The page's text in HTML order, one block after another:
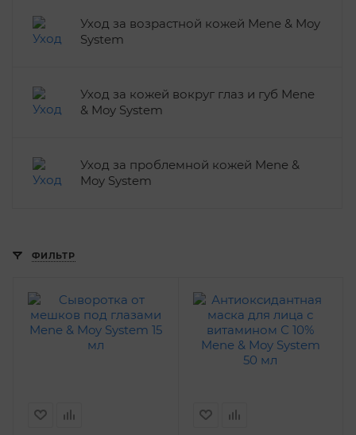
Уход за возрастной кожей Mene & Moy
System
Уход за кожей вокруг глаз и губ Mene
& Moy System
Уход за проблемной кожей Mene &
Moy System
ФИЛЬТР